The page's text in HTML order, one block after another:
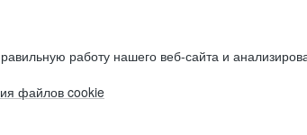
работу нашего веб-сайта и
файлов cookie